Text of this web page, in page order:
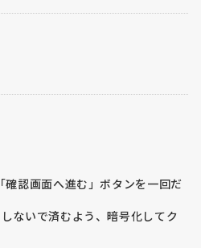
認画面へ進む」ボタンを一回だ